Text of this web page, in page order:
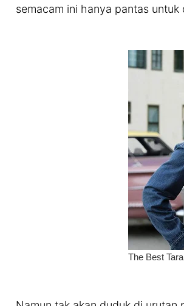
semacam ini hanya pantas untuk